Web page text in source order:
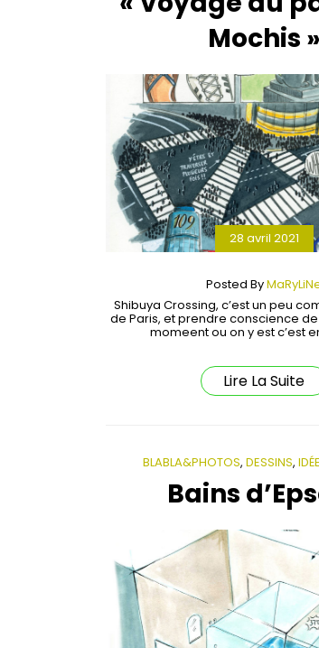
Mochis »
28 avril 2021
Posted By
Shibuya Crossing, c’est un peu
de Paris, et prendre conscience
momeent ou on y est c’est
Lire La Suite
BLABLA&PHOTOS, DESSINS,
Bains